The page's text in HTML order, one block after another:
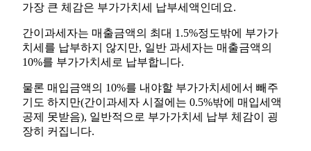
가장 큰 체감은 부가가치세 납부세액인데요.
간이과세자는 매출금액의 최대 1.5%정도밖에 부가가
치세를 납부하지 않지만, 일반 과세자는 매출금액의
10%를 부가가치세로 납부합니다.
물론 매입금액의 10%를 내야할 부가가치세에서 빼주
기도 하지만(간이과세자 시절에는 0.5%밖에 매입세액
공제 못받음), 일반적으로 부가가치세 납부 체감이 굉
장히 커집니다.